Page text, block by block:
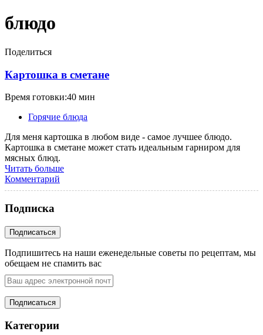
блюдо
Поделиться
Картошка в сметане
Время готовки:40 мин
Горячие блюда
Для меня картошка в любом виде - самое лучшее блюдо.
Картошка в сметане может стать идеальным гарниром для
мясных блюд.
Читать больше
Комментарий
Подписка
Подпишитесь на наши еженедельные советы по рецептам, мы
обещаем не спамить вас
Категории